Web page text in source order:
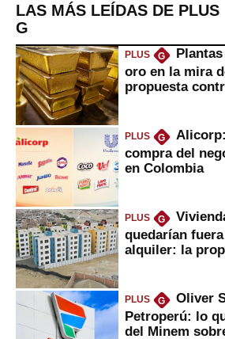
LAS MÁS LEÍDAS DE PLUS
G
PLUS G
oro en la mira
propuesta
PLUS G
compra del
en Colombia
PLUS G
quedarían
alquiler: la
PLUS G
Oliver
Petroperú: lo
del Minem